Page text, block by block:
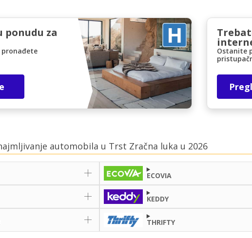
Prijava putem eLinka
za
pronađete
Ostanite
automobila u Trst Zračna luka u 2026
ECOVIA
KEDDY
THRIFTY